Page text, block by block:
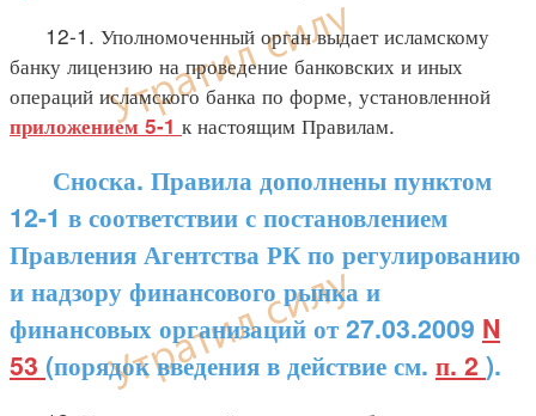
12-1. Уполномоченный орган выдает исламскому
банку лицензию на проведение банковских и иных
операций исламского банка по форме, установленной
приложением 5-1 к настоящим Правилам.
Сноска. Правила дополнены пунктом
12-1 в соответствии с постановлением
Правления Агентства РК по регулированию
и надзору финансового рынка и
финансовых организаций от 27.03.2009 N
53 (порядок введения в действие см. п. 2 ).